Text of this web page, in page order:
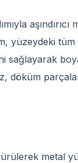
yüzeydeki
sağlayarak
döküm
metal